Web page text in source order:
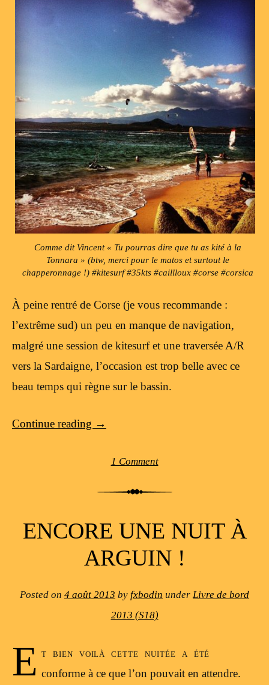
Comme dit Vincent « Tu pourras dire que tu as kité à la
Tonnara » (btw, merci pour le matos et surtout le
chapperonnage !) #kitesurf #35kts #caillloux #corse #corsica
À peine rentré de Corse (je vous recommande :
l’extrême sud) un peu en manque de navigation,
malgré une session de kitesurf et une traversée A/R
vers la Sardaigne, l’occasion est trop belle avec ce
beau temps qui règne sur le bassin.
Continue reading →
1 Comment
ENCORE UNE NUIT À
ARGUIN !
Posted on 4 août 2013 by fxbodin under Livre de bord
2013 (S18)
E t bien voilà cette nuitée a été
conforme à ce que l’on pouvait en attendre.